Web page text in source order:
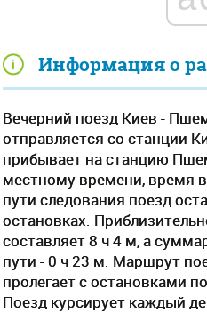
Информация о
Вечерний поезд Киев -
отправляется со станции
прибывает на станцию
местному времени, время
пути следования поезд
остановках.
составляет 8 ч 4 м, а
пути - 0 ч 23 м. Маршрут
пролегает c остановками
Поезд курсирует каждый